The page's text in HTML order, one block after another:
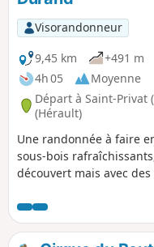
Visorandonneur
9,45 km
+491 m
4h 05
Moyenne
Départ à Saint-Privat
(Hérault)
Une randonnée à faire
sous-bois
découvert mais avec